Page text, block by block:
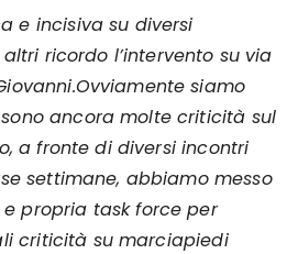
e incisiva su diversi
ricordo l’intervento su via
Ovviamente siamo
ancora molte criticità sul
a fronte di diversi incontri
settimane, abbiamo messo
propria task force per
criticità su marciapiedi